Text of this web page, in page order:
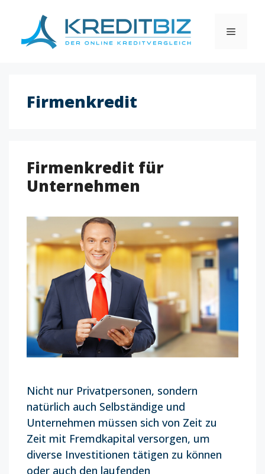
content
MENU
Firmenkredit
Firmenkredit für
Unternehmen
Nicht nur Privatpersonen, sondern
natürlich auch Selbständige und
Unternehmen müssen sich von Zeit zu
Zeit mit Fremdkapital versorgen, um
diverse Investitionen tätigen zu können
oder auch den laufenden